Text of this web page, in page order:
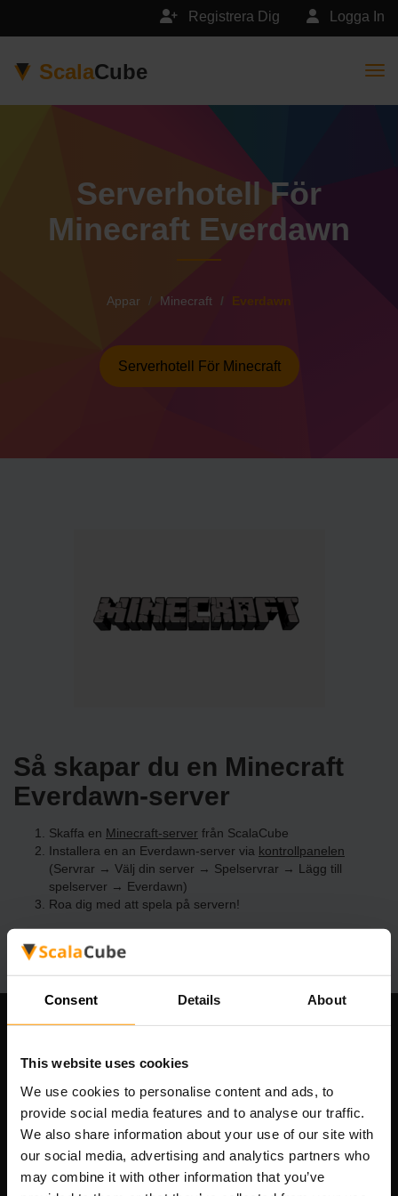
Consent Details About
This website uses cookies
We use cookies to personalise content and ads, to
provide social media features and to analyse our traffic.
We also share information about your use of our site with
our social media, advertising and analytics partners who
may combine it with other information that you’ve
Logga In
Registrera Dig
ScalaCube
Serverhotell För
Minecraft Everdawn
Appar Minecraft Everdawn
Serverhotell För Minecraft
Så skapar du en Minecraft
Everdawn-server
Skaffa en Minecraft-server från ScalaCube
Installera en an Everdawn-server via kontrollpanelen
(Servrar → Välj din server → Spelservrar → Lägg till
spelserver → Everdawn)
Roa dig med att spela på servern!
Scalable Hosting Solutions OÜ
Registreringskod: 14652605
Momsregistreringsnummer: EE102133820
Adress: Harju maakond, Tallinn, Kesklinna linnaosa,